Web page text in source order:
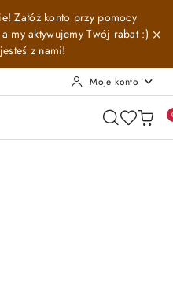
Załóż konto przy pomocy
my aktywujemy Twój rabat :)
z nami!
Moje konto